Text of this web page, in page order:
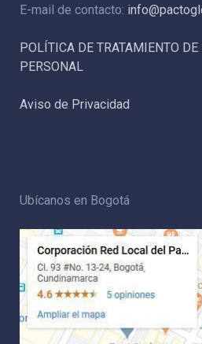
E-mail de contacto:
POLÍTICA DE TRATAMIENTO
PERSONAL
Aviso de Privacidad
Ubícanos en Bogotá